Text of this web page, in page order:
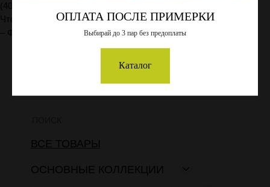
(400HM)
Что в комплекте
– Футляр – Чехол – Салфетка
ВСЕ ТОВАРЫ
ОСНОВНЫЕ КОЛЛЕКЦИИ
ОПЛАТА ПОСЛЕ ПРИМЕРКИ
Выбирай до 3 пар без предоплаты
Каталог